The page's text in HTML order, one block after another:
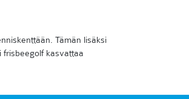
Tämän lisäksi
kasvattaa